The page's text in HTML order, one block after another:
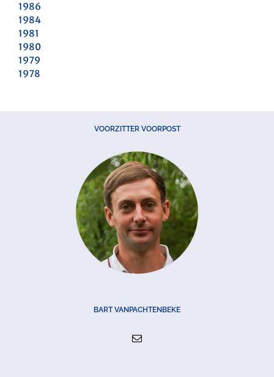
1986
1984
1981
1980
1979
1978
VOORZITTER VOORPOST
BART VANPACHTENBEKE